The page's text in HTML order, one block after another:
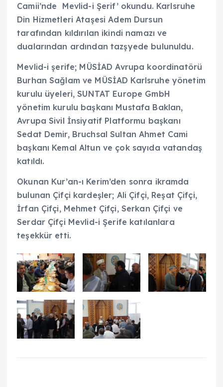
Camii’nde Mevlid-i Şerif’ okundu. Karlsruhe
Din Hizmetleri Ataşesi Adem Dursun
tarafından kıldırılan ikindi namazı ve
dualarından ardından tazşyede bulunuldu.
Mevlid-i şerife; MÜSİAD Avrupa koordinatörü
Burhan Sağlam ve MÜSİAD Karlsruhe yönetim
kurulu üyeleri, SUNTAT Europe GmbH
yönetim kurulu başkanı Mustafa Baklan,
Avrupa Sivil İnsiyatif Platformu başkanı
Sedat Demir, Bruchsal Sultan Ahmet Cami
başkanı Kemal Altun ve çok sayıda vatandaş
katıldı.
Okunan Kur’an-ı Kerim’den sonra ikramda
bulunan Çifçi kardeşler; Ali Çifçi, Reşat Çifçi,
İrfan Çifçi, Mehmet Çifçi, Serkan Çifçi ve
Serdar Çifçi Mevlid-i Şerife katılanlara
teşekkür etti.